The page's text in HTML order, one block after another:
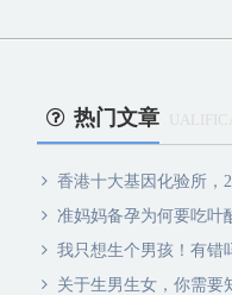
热门文章
香港十大基因化验所，
准妈妈备孕为何要吃叶
我只想生个男孩！有错
关于生男生女，你需要